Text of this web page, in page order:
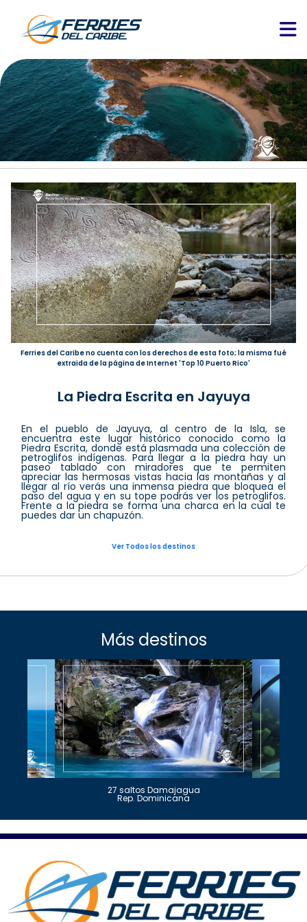
Ferries del Caribe no cuenta con los derechos de esta foto; la misma fué
extraida de la página de Internet 'Top 10 Puerto Rico'
La Piedra Escrita en Jayuya
En el pueblo de Jayuya, al centro de la Isla, se
encuentra este lugar histórico conocido como la
Piedra Escrita, donde está plasmada una colección de
petroglifos indígenas. Para llegar a la piedra hay un
paseo tablado con miradores que te permiten
apreciar las hermosas vistas hacia las montañas y al
llegar al río verás una inmensa piedra que bloquea el
paso del agua y en su tope podrás ver los petroglifos.
Frente a la piedra se forma una charca en la cual te
puedes dar un chapuzón.
Ver Todos los destinos
Más destinos
27 saltos Damajagua
Rep. Dominicana